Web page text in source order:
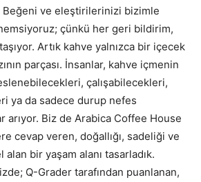
ve eleştirilerinizi bizimle
çünkü her geri bildirim,
Artık kahve yalnızca bir içecek
parçası. İnsanlar, kahve içmenin
çalışabilecekleri,
ya da sadece durup nefes
arıyor. Biz de Arabica Coffee House
cevap veren, doğallığı, sadeliği ve
bir yaşam alanı tasarladık.
Q-Grader tarafından puanlanan,